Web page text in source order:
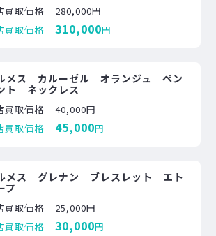
買取価格
280,000円
買取価格
310,000円
メス カルーゼル オランジュ ペン
ト ネックレス
買取価格
40,000円
買取価格
45,000円
メス グレナン ブレスレット エト
プ
買取価格
25,000円
買取価格
30,000円